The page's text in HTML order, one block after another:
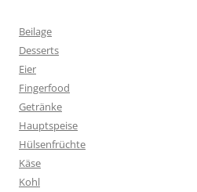
Beilage
Desserts
Eier
Fingerfood
Getränke
Hauptspeise
Hülsenfrüchte
Käse
Kohl